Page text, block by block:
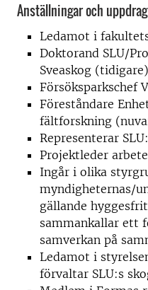
Anställningar och uppdrag
Ledamot i
Doktorand SLU/
Sveaskog
Försöksparkschef
Föreståndare
fältforskning
Representerar
Projektleder
Ingår i olika
myndigheternas/
gällande
sammankallar ett
samverkan på
Ledamot i
förvaltar SLU:s